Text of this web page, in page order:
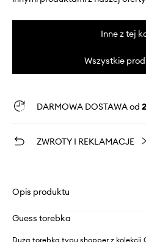
Inne z tej
Wszystkie
DARMOWA DOSTAWA od
ZWROTY I REKLAMACJE
Opis produktu
Guess torebka
Duża torebka typu shopper z kolekcji